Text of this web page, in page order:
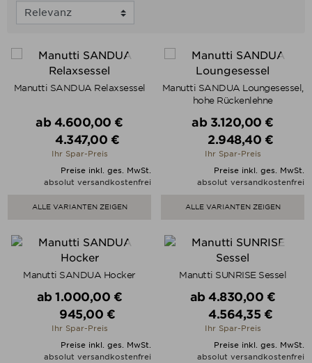
Manutti SANDUA Relaxsessel
Verkaufspreis
ab 4.600,00 €
Preis
4.347,00 €
Ihr Spar-Preis
Preise inkl. ges. MwSt.
absolut versandkostenfrei
ALLE VARIANTEN ZEIGEN
Manutti SANDUA Loungesessel,
hohe Rückenlehne
Verkaufspreis
ab 3.120,00 €
Preis
2.948,40 €
Ihr Spar-Preis
Preise inkl. ges. MwSt.
absolut versandkostenfrei
ALLE VARIANTEN ZEIGEN
Manutti SANDUA Hocker
Verkaufspreis
ab 1.000,00 €
Preis
945,00 €
Ihr Spar-Preis
Preise inkl. ges. MwSt.
absolut versandkostenfrei
Manutti SUNRISE Sessel
Verkaufspreis
ab 4.830,00 €
Preis
4.564,35 €
Ihr Spar-Preis
Preise inkl. ges. MwSt.
absolut versandkostenfrei